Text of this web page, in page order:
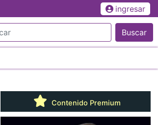
ingresar
Buscar
Contenido Premium